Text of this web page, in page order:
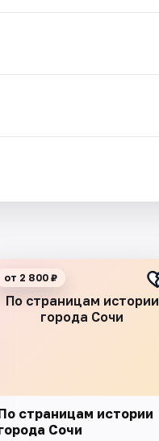
По страницам истории
города Сочи
от 2 800 ₽
страницам истории
Сочи